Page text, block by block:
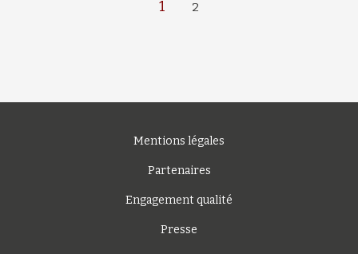
1 2
Mentions légales
Partenaires
Engagement qualité
Presse